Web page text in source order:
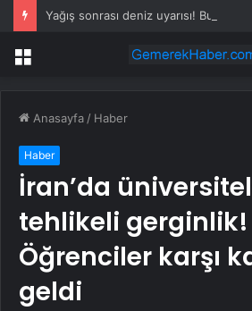
Menü
Anasayfa / Haber
Haber
İran’da
tehlikeli gerginlik!
Öğrenciler karşı
geldi